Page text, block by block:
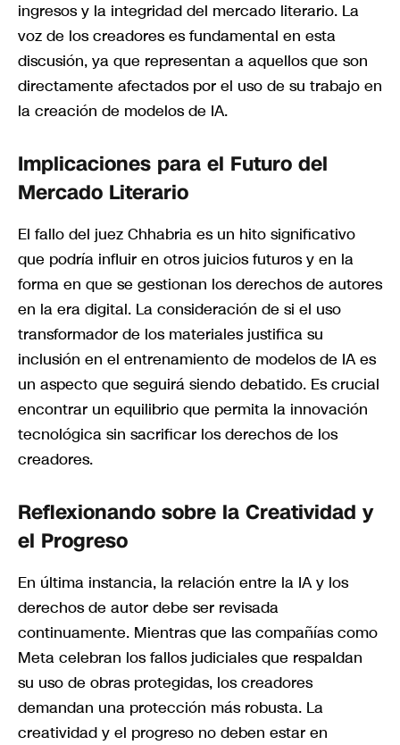
ingresos y la integridad del mercado literario. La
voz de los creadores es fundamental en esta
discusión, ya que representan a aquellos que son
directamente afectados por el uso de su trabajo en
la creación de modelos de IA.
Implicaciones para el Futuro del
Mercado Literario
El fallo del juez Chhabria es un hito significativo
que podría influir en otros juicios futuros y en la
forma en que se gestionan los derechos de autores
en la era digital. La consideración de si el uso
transformador de los materiales justifica su
inclusión en el entrenamiento de modelos de IA es
un aspecto que seguirá siendo debatido. Es crucial
encontrar un equilibrio que permita la innovación
tecnológica sin sacrificar los derechos de los
creadores.
Reflexionando sobre la Creatividad y
el Progreso
En última instancia, la relación entre la IA y los
derechos de autor debe ser revisada
continuamente. Mientras que las compañías como
Meta celebran los fallos judiciales que respaldan
su uso de obras protegidas, los creadores
demandan una protección más robusta. La
creatividad y el progreso no deben estar en